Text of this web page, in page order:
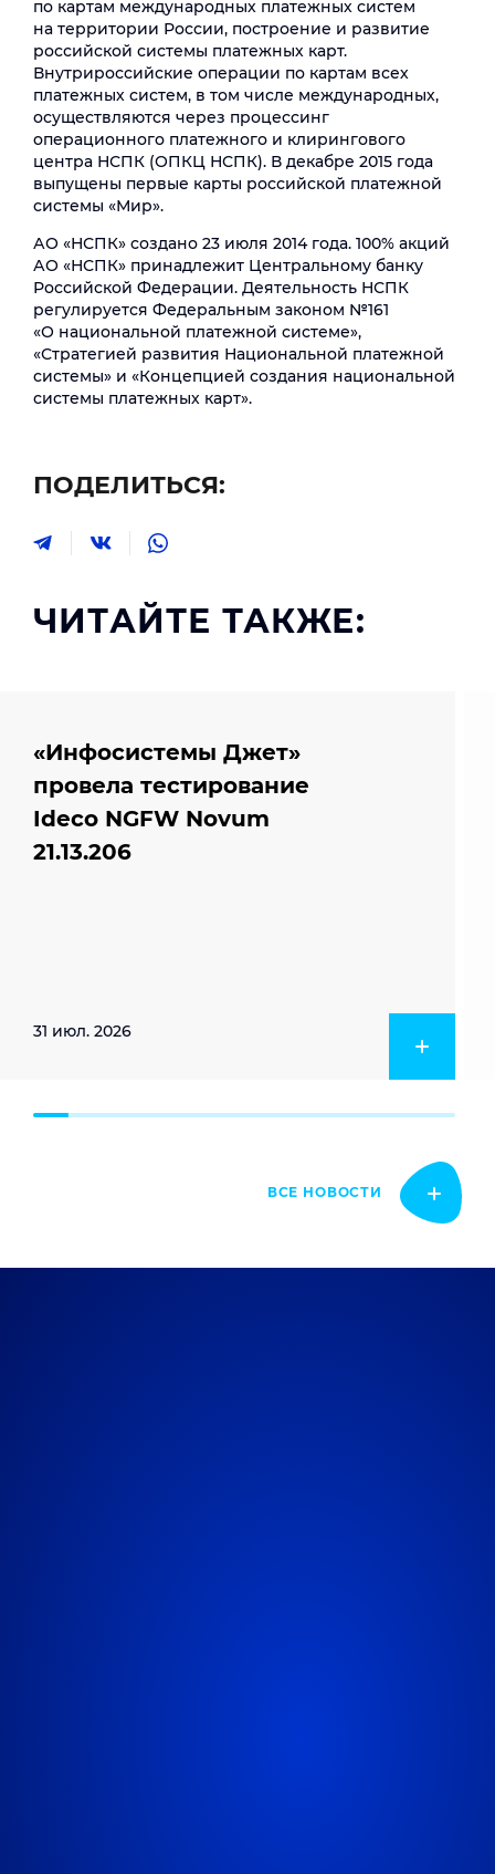
по картам международных платежных систем
на территории России, построение и развитие
российской системы платежных карт.
Внутрироссийские операции по картам всех
платежных систем, в том числе международных,
осуществляются через процессинг
операционного платежного и клирингового
центра НСПК (ОПКЦ НСПК). В декабре 2015 года
выпущены первые карты российской платежной
системы «Мир».
АО «НСПК» создано 23 июля 2014 года. 100% акций
АО «НСПК» принадлежит Центральному банку
Российской Федерации. Деятельность НСПК
регулируется Федеральным законом №161
«О национальной платежной системе»,
«Стратегией развития Национальной платежной
системы» и «Концепцией создания национальной
системы платежных карт».
ПОДЕЛИТЬСЯ:
ЧИТАЙТЕ ТАКЖЕ:
«Инфосистемы Джет»
провела тестирование
Ideco NGFW Novum
21.13.206
31 июл. 2026
ВСЕ НОВОСТИ